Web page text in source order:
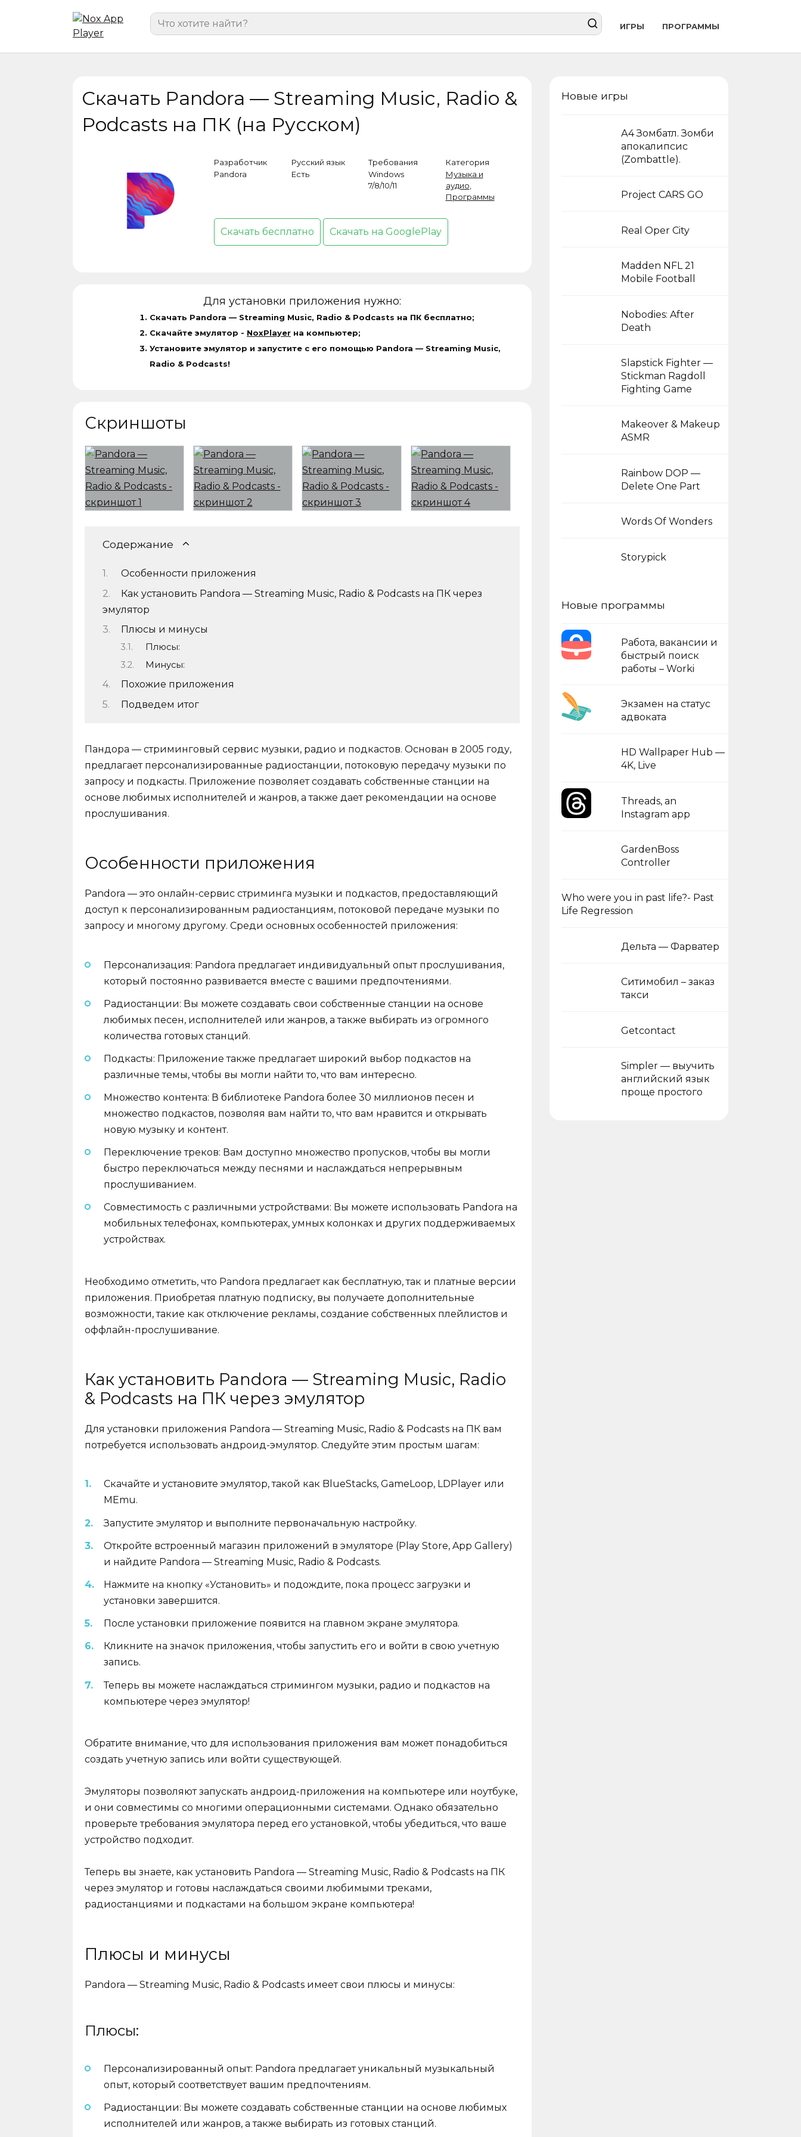
Search
for:
ИГРЫ ПРОГРАММЫ
Скачать Pandora — Streaming Music, Radio &
Podcasts на ПК (на Русском)
Разработчик
Pandora
Русский язык
Есть
Требования
Windows
7/8/10/11
Категория
Музыка и
аудио
Программы
Скачать бесплатно Скачать на GooglePlay
Для установки приложения нужно:
Скачать Pandora — Streaming Music, Radio & Podcasts на ПК бесплатно;
Скачайте эмулятор - NoxPlayer на компьютер;
Установите эмулятор и запустите с его помощью Pandora — Streaming Music,
Radio & Podcasts!
Скриншоты
Содержание
Особенности приложения
Как установить Pandora — Streaming Music, Radio & Podcasts на ПК через
эмулятор
Плюсы и минусы
Плюсы:
Минусы:
Похожие приложения
Подведем итог
Пандора — стриминговый сервис музыки, радио и подкастов. Основан в 2005 году,
предлагает персонализированные радиостанции, потоковую передачу музыки по
запросу и подкасты. Приложение позволяет создавать собственные станции на
основе любимых исполнителей и жанров, а также дает рекомендации на основе
прослушивания.
Особенности приложения
Pandora — это онлайн-сервис стриминга музыки и подкастов, предоставляющий
доступ к персонализированным радиостанциям, потоковой передаче музыки по
запросу и многому другому. Среди основных особенностей приложения:
Персонализация: Pandora предлагает индивидуальный опыт прослушивания,
который постоянно развивается вместе с вашими предпочтениями.
Радиостанции: Вы можете создавать свои собственные станции на основе
любимых песен, исполнителей или жанров, а также выбирать из огромного
количества готовых станций.
Подкасты: Приложение также предлагает широкий выбор подкастов на
различные темы, чтобы вы могли найти то, что вам интересно.
Множество контента: В библиотеке Pandora более 30 миллионов песен и
множество подкастов, позволяя вам найти то, что вам нравится и открывать
новую музыку и контент.
Переключение треков: Вам доступно множество пропусков, чтобы вы могли
быстро переключаться между песнями и наслаждаться непрерывным
прослушиванием.
Совместимость с различными устройствами: Вы можете использовать Pandora на
мобильных телефонах, компьютерах, умных колонках и других поддерживаемых
устройствах.
Необходимо отметить, что Pandora предлагает как бесплатную, так и платные версии
приложения. Приобретая платную подписку, вы получаете дополнительные
возможности, такие как отключение рекламы, создание собственных плейлистов и
оффлайн-прослушивание.
Как установить Pandora — Streaming Music, Radio
& Podcasts на ПК через эмулятор
Для установки приложения Pandora — Streaming Music, Radio & Podcasts на ПК вам
потребуется использовать андроид-эмулятор. Следуйте этим простым шагам:
Скачайте и установите эмулятор, такой как BlueStacks, GameLoop, LDPlayer или
MEmu.
Запустите эмулятор и выполните первоначальную настройку.
Откройте встроенный магазин приложений в эмуляторе (Play Store, App Gallery)
и найдите Pandora — Streaming Music, Radio & Podcasts.
Нажмите на кнопку «Установить» и подождите, пока процесс загрузки и
установки завершится.
После установки приложение появится на главном экране эмулятора.
Кликните на значок приложения, чтобы запустить его и войти в свою учетную
запись.
Теперь вы можете наслаждаться стримингом музыки, радио и подкастов на
компьютере через эмулятор!
Обратите внимание, что для использования приложения вам может понадобиться
создать учетную запись или войти существующей.
Эмуляторы позволяют запускать андроид-приложения на компьютере или ноутбуке,
и они совместимы со многими операционными системами. Однако обязательно
проверьте требования эмулятора перед его установкой, чтобы убедиться, что ваше
устройство подходит.
Теперь вы знаете, как установить Pandora — Streaming Music, Radio & Podcasts на ПК
через эмулятор и готовы наслаждаться своими любимыми треками,
радиостанциями и подкастами на большом экране компьютера!
Плюсы и минусы
Pandora — Streaming Music, Radio & Podcasts имеет свои плюсы и минусы:
Плюсы:
Персонализированный опыт: Pandora предлагает уникальный музыкальный
опыт, который соответствует вашим предпочтениям.
Радиостанции: Вы можете создавать собственные станции на основе любимых
исполнителей или жанров, а также выбирать из готовых станций.
Новые игры
А4 Зомбатл. Зомби
апокалипсис
(Zombattle).
Project CARS GO
Real Oper City
Madden NFL 21
Mobile Football
Nobodies: After
Death
Slapstick Fighter —
Stickman Ragdoll
Fighting Game
Makeover & Makeup
ASMR
Rainbow DOP —
Delete One Part
Words Of Wonders
Storypick
Новые программы
Работа, вакансии и
быстрый поиск
работы – Worki
Экзамен на статус
адвоката
HD Wallpaper Hub —
4K, Live
Threads, an
Instagram app
GardenBoss
Controller
Who were you in past life?- Past
Life Regression
Дельта — Фарватер
Ситимобил – заказ
такси
Getcontact
Simpler — выучить
английский язык
проще простого